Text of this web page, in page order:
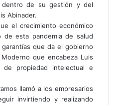
de su gestión y del
Abinader.
el crecimiento económico
de esta pandemia de salud
que da el gobierno
que encabeza Luis
propiedad intelectual e
llamó a los empresarios
invirtiendo y realizando